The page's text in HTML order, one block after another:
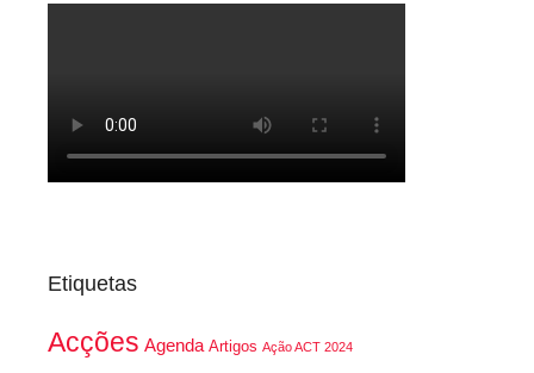
Etiquetas
Acções Agenda Artigos Ação ACT 2024